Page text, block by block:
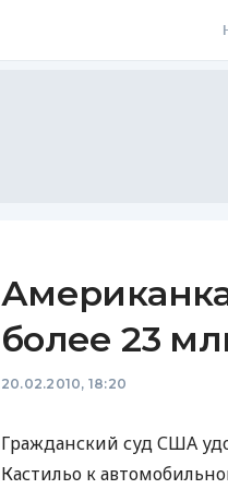
более 23
20.02.2010, 18:20
Гражданский суд США
Кастильо к